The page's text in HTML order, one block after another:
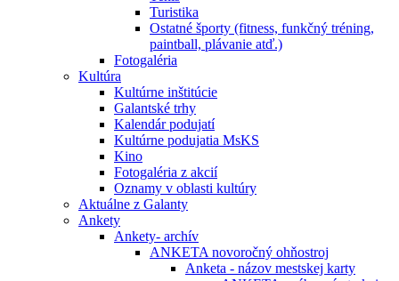
Turistika
Ostatné športy (fitness, funkčný tréning,
paintball, plávanie atď.)
Fotogaléria
Kultúra
Kultúrne inštitúcie
Galantské trhy
Kalendár podujatí
Kultúrne podujatia MsKS
Kino
Fotogaléria z akcií
Oznamy v oblasti kultúry
Aktuálne z Galanty
Ankety
Ankety- archív
ANKETA novoročný ohňostroj
Anketa - názov mestskej karty